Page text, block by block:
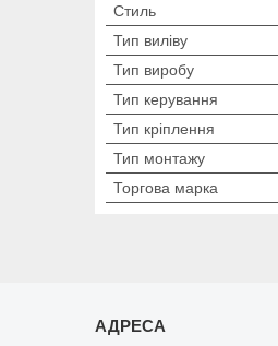
Стиль
Тип виліву
Тип виробу
Тип керування
Тип кріплення
Тип монтажу
Торгова марка